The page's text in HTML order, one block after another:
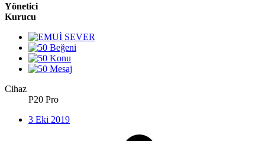
Yönetici
Kurucu
Cihaz
P20 Pro
3 Eki 2019